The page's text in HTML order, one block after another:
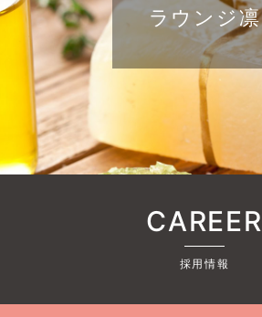
ラウンジ凛
CAREER
採用情報